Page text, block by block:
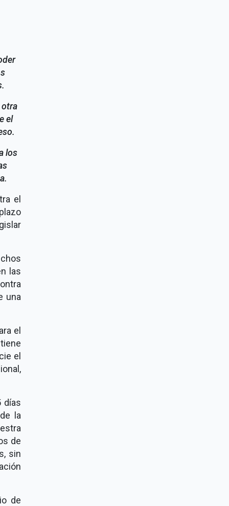
otra
el
los
el
las
una
el
el
días
la
de
sin
de